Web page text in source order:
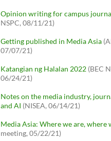
Opinion writing for campus
NSPC, 08/11/21)
Getting published in Media Asia
07/07/21)
Katangian ng Halalan 2022 (BEC
06/24/21)
Notes on the media industry,
and AI (NISEA, 06/14/21)
Media Asia: Where we are, where
meeting, 05/22/21)